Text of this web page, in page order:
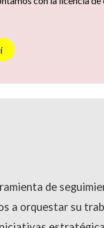
de
a orquestar su